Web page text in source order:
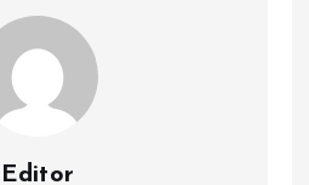
Editor